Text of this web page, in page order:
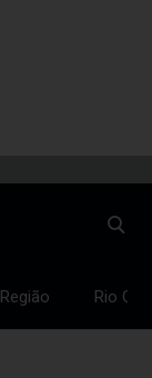
Região Rio